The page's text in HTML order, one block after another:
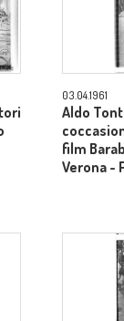
03.04.1961
Aldo
film
Verona -